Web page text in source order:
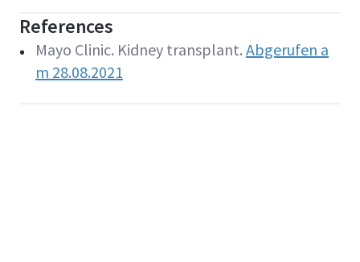
References
Mayo Clinic. Kidney transplant. Abgerufen a
m 28.08.2021